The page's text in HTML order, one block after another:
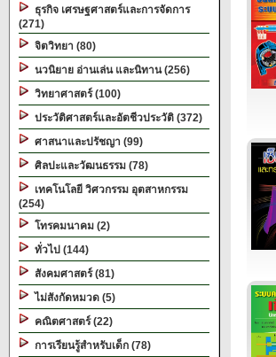
ธุรกิจ เศรษฐศาสตร์และการจัดการ
(271)
จิตวิทยา (80)
นวนิยาย อ่านเล่น และนิทาน (256)
วิทยาศาสตร์ (100)
ประวัติศาสตร์และอัตชีวประวัติ (372)
ศาสนาและปรัชญา (99)
ศิลปะและวัฒนธรรม (78)
เทคโนโลยี วิศวกรรม อุตสาหกรรม
(254)
โทรคมนาคม (2)
ทั่วไป (144)
สังคมศาสตร์ (81)
ไม่สังกัดหมวด (5)
คณิตศาสตร์ (22)
การเรียนรู้สำหรับเด็ก (78)